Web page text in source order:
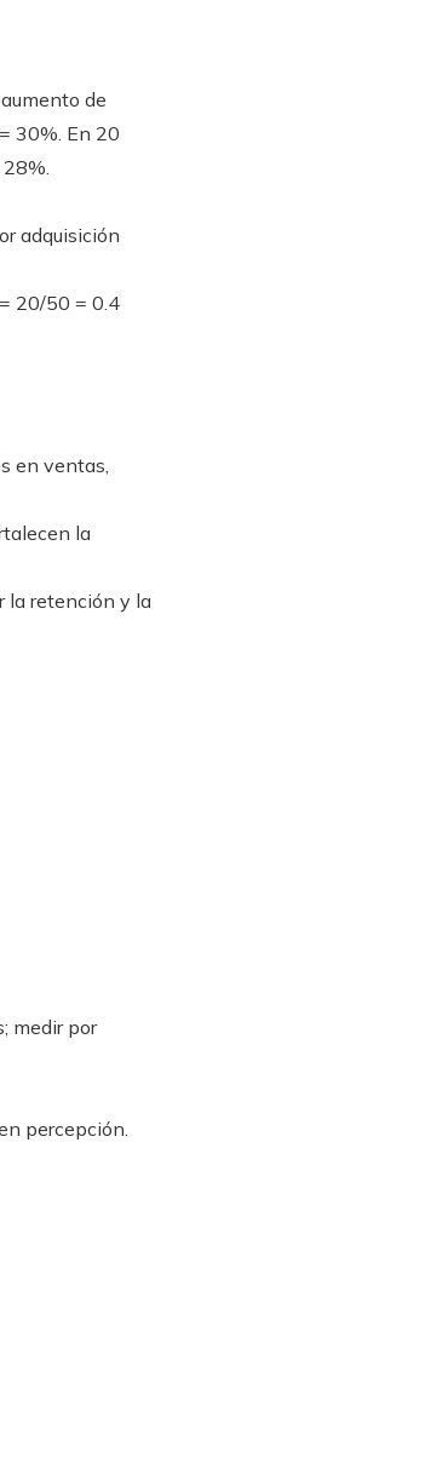
de
30%. En 20
adquisición
20/50 = 0.4
en ventas,
la
la retención y la
medir por
percepción.